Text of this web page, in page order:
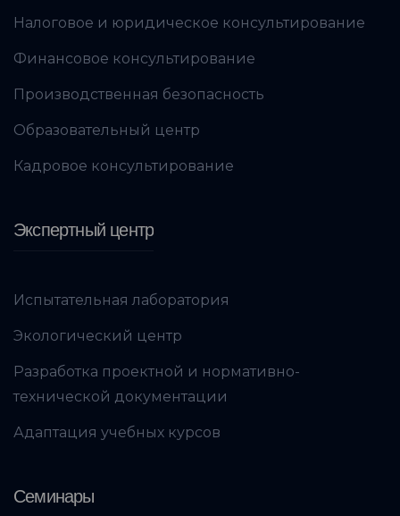
Налоговое и юридическое консультирование
Финансовое консультирование
Производственная безопасность
Образовательный центр
Кадровое консультирование
Экспертный центр
Испытательная лаборатория
Экологический центр
Разработка проектной и нормативно-
технической документации
Адаптация учебных курсов
Семинары